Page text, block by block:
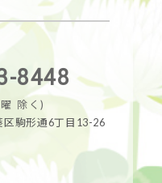
8448
除く)
駒形通6丁目13-26